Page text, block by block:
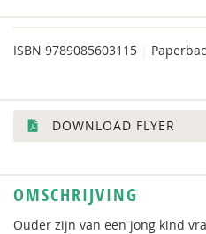
ISBN 9789085603115
DOWNLOAD FLYER
OMSCHRIJVING
Ouder zijn van een jong kind